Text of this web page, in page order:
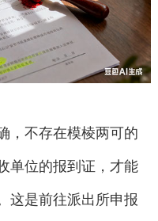
不存在模棱两可的
单位的报到证，才能
这是前往派出所申报